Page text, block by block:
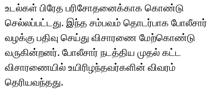
உடல்கள் பிரேத பரிசோதனைக்காக கொண்டு
செல்லப்பட்டது. இந்த சம்பவம் தொடர்பாக போலீசார்
வழக்கு பதிவு செய்து விசாரணை மேற்கொண்டு
வருகின்றனர். போலீசார் நடத்திய முதல் கட்ட
விசாரணையில் உயிரிழந்தவர்களின் விவரம்
தெரியவந்தது.